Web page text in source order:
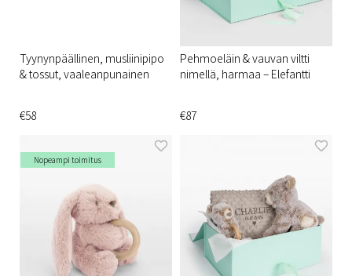
Tyynynpäällinen, musliinipipo
& tossut, vaaleanpunainen
€58
Pehmoeläin & vauvan viltti
nimellä, harmaa – Elefantti
€87
Nopeampi toimitus